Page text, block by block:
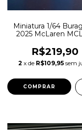
Miniatura 1/64
2025 McLaren
R$219,90
2 x de R$109,95 sem